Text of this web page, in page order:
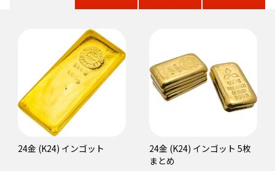
24金 (K24) インゴット
24金 (K24) インゴット 5枚
まとめ